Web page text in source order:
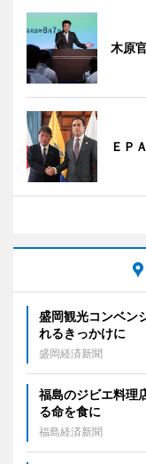
木原
ＥＰ
盛岡観光コンベン
れるきっかけに
盛岡経済新聞
福島のジビエ料理
る命を食に
福島経済新聞